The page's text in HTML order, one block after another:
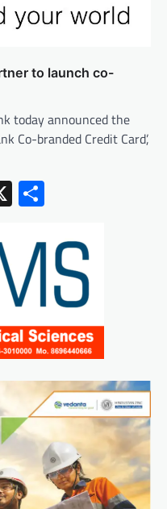
to launch co-
today announced the
Co-branded Credit Card’,
X